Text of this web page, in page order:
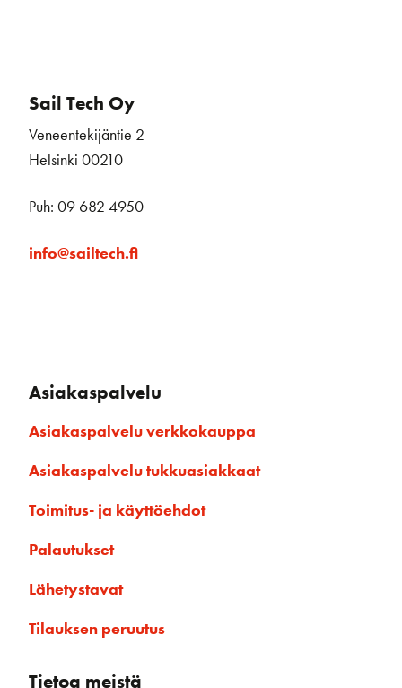
Sail Tech Oy
Veneentekijäntie 2
Helsinki 00210
Puh: 09 682 4950
info@sailtech.fi
Asiakaspalvelu
Asiakaspalvelu verkkokauppa
Asiakaspalvelu tukkuasiakkaat
Toimitus- ja käyttöehdot
Palautukset
Lähetystavat
Tilauksen peruutus
Tietoa meistä